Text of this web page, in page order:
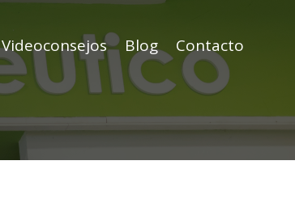
Videoconsejos Blog Contacto